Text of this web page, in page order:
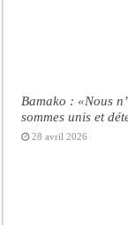
Bamako : «Nous
sommes unis et
28 avril 2026